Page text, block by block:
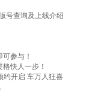
号查询及上线介绍
参与！
快人一步！
约开启 车万人狂喜